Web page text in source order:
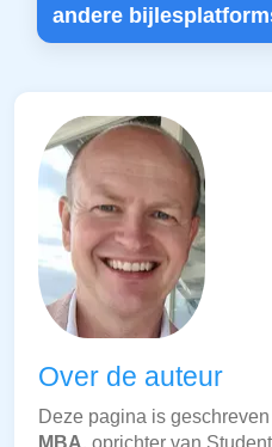
andere
Over de auteur
Deze pagina is